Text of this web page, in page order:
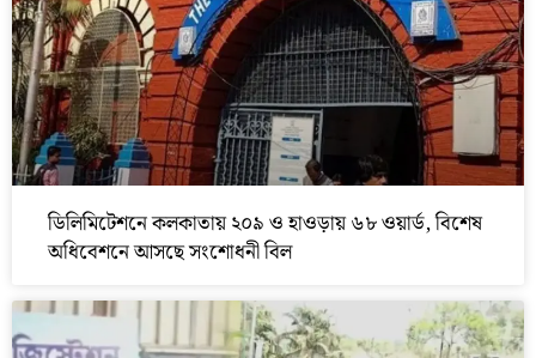
ডিলিমিটেশনে কলকাতায় ২০৯ ও হাওড়ায় ৬৮ ওয়ার্ড, বিশেষ
অধিবেশনে আসছে সংশোধনী বিল